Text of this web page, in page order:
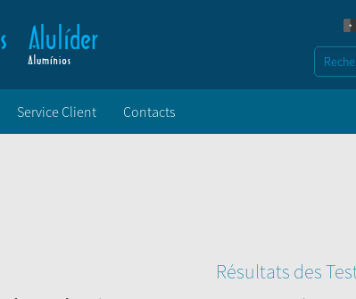
Service Client Contacts
Résultats des